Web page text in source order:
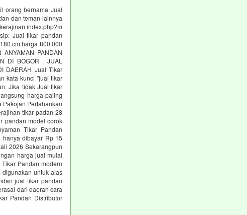
orang bernama Jual
dan teman lainnya
index.php?m
Jual tikar pandan
cm.harga 800.000
PANDAN
DI BOGOR | JUAL
DAERAH Jual Tikar
kata kunci "jual tikar
Jika tidak Jual tikar
harga paling
Pakojan Pertahankan
tikar padan 28
pandan model corok
Tikar Pandan
dibayar Rp 15
2026 Sekarangpun
harga jual mulai
Pandan modern
digunakan untuk alas
jual tikar pandan
dari daerah cara
Pandan Distributor